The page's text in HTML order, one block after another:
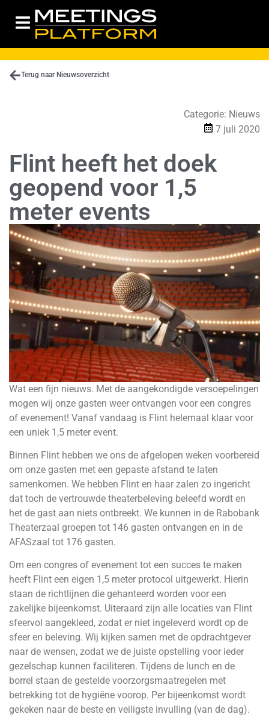
Terug naar Nieuwsoverzicht
Categorie: Nieuws
7 juli 2020
Flint heeft het doek
geopend voor 1,5
meter events
Wat een fijn nieuws. Met de aangekondigde versoepelingen
mogen wij onze gasten weer ontvangen voor een congres
of evenement! Vanaf vandaag is Flint helemaal klaar voor
een uniek 1,5 meter event.
Binnen Flint hebben we ons de afgelopen weken voorbereid
om onze gasten met een gepaste afstand te laten
samenkomen. We hebben Flint en haar zalen zo ingericht
dat toch de vertrouwde theaterbeleving beleefd wordt en
het de gast aan niets ontbreekt. We kunnen in de Rabobank
Theaterzaal groepen tot 146 gasten ontvangen en in de
AFASzaal tot 176 gasten.
Om een congres of evenement tot een succes te maken
heeft Flint een eigen 1,5 meter protocol uitgewerkt. Hierin
staan de richtlijnen die gehanteerd worden voor een
zakelijke bijeenkomst. Uiteraard zijn alle locaties van Flint
sfeervol aangekleed, zodat er niet ingeleverd wordt op de
sfeer en beleving. Wij kijken samen met de opdrachtgever
naar de wensen, zodat we de juiste opstelling voor ieder
gezelschap kunnen faciliteren. Tijdens de lunch en de
borrel staan de gestelde voorzorgsmaatregelen met
betrekking tot de hygiëne voorop. Per bijeenkomst wordt
gekeken naar de beste en veiligste invulling (van de dag).